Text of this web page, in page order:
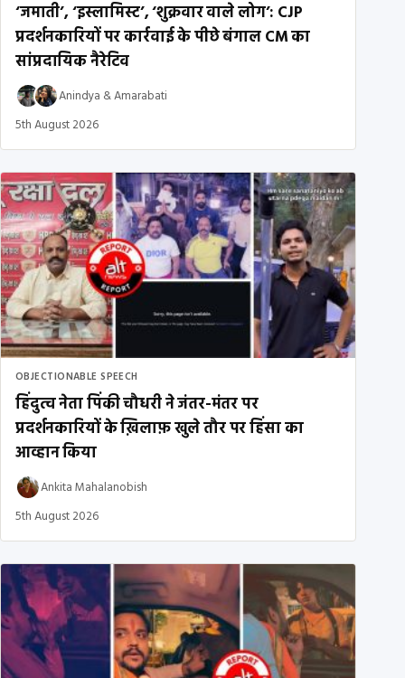
‘जमाती’, ‘इस्लामिस्ट’, ‘शुक्रवार वाले लोग’: CJP
प्रदर्शनकारियों पर कार्रवाई के पीछे बंगाल CM का
सांप्रदायिक नैरेटिव
Anindya &Amarabati
5th August 2026
OBJECTIONABLE SPEECH
हिंदुत्व नेता पिंकी चौधरी ने जंतर-मंतर पर
प्रदर्शनकारियों के ख़िलाफ़ खुले तौर पर हिंसा का
आव्हान किया
Ankita Mahalanobish
5th August 2026